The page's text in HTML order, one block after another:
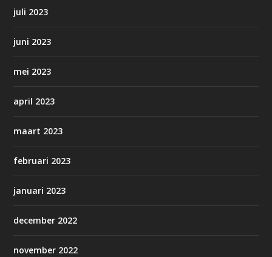
juli 2023
juni 2023
mei 2023
april 2023
maart 2023
februari 2023
januari 2023
december 2022
november 2022